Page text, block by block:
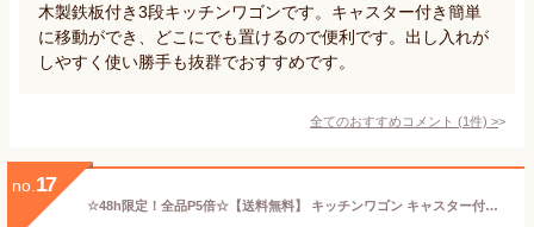
木製鉄板付き3段キッチンワゴンです。キャスター付き簡単
に移動ができ、どこにでも置けるので便利です。出し入れが
しやすく使い勝手も抜群でおすすめです。
全てのおすすめコメント (1件) >
no. 17
☆48h限定！全品P5倍☆【送料無料】 キッチンワゴン キャスター付き 天板付き 収納ラック マルチワゴン ツールワゴン ラック キャスター付きワゴン キッチン 収納 4段 3段 2段 キッチン カウンター インテリア おもちゃ入れ 小物 収納用品 新生活 ギフト